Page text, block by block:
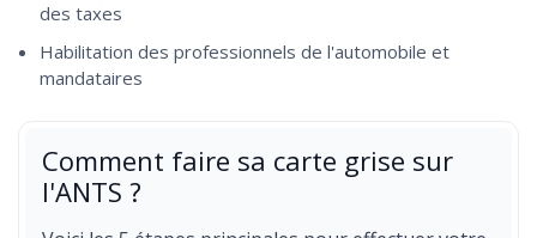
des taxes
Habilitation des professionnels de l'automobile et
mandataires
Comment faire sa carte grise sur
l'ANTS ?